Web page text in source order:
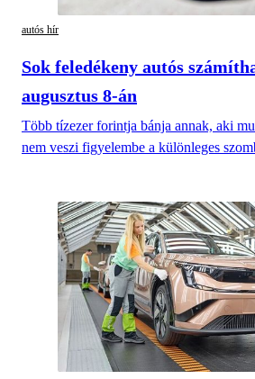
autós hír
Sok feledékeny autós
augusztus 8-án
Több tízezer forintja bánja annak, aki
nem veszi figyelembe a különleges